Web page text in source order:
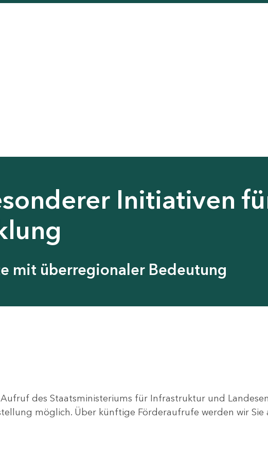
Initiativen
mit überregionaler Bedeutung
des Staatsministeriums für Infrastruktur und
möglich. Über künftige Förderaufrufe werden wir Sie